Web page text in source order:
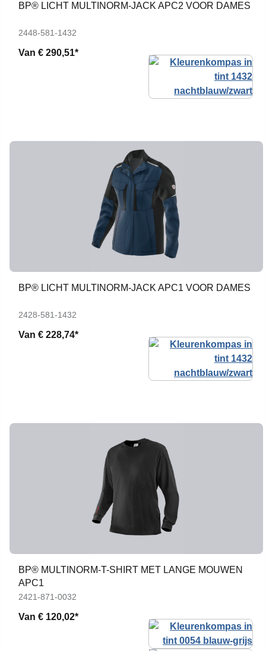
BP® LICHT MULTINORM-JACK APC2 VOOR DAMES
2448-581-1432
Van € 290,51*
BP® LICHT MULTINORM-JACK APC1 VOOR DAMES
2428-581-1432
Van € 228,74*
BP® MULTINORM-T-SHIRT MET LANGE MOUWEN
APC1
2421-871-0032
Van € 120,02*